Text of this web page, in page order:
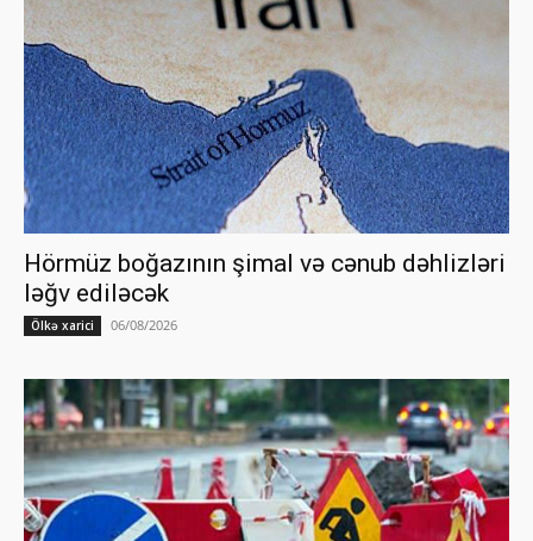
Hörmüz boğazının şimal və cənub dəhlizləri
ləğv ediləcək
Ölkə xarici 06/08/2026